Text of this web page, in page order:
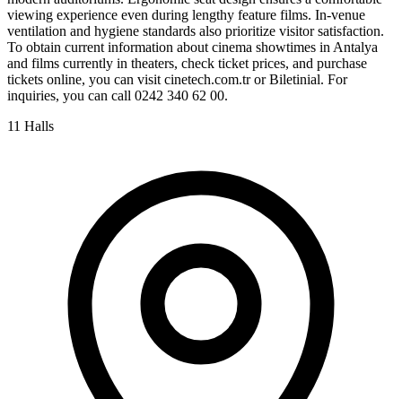
viewing experience even during lengthy feature films. In-venue
ventilation and hygiene standards also prioritize visitor satisfaction.
To obtain current information about cinema showtimes in Antalya
and films currently in theaters, check ticket prices, and purchase
tickets online, you can visit cinetech.com.tr or Biletinial. For
inquiries, you can call 0242 340 62 00.
11 Halls